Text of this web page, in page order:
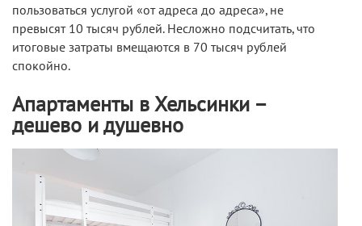
пользоваться услугой «от адреса до адреса», не
превысят 10 тысяч рублей. Несложно подсчитать, что
итоговые затраты вмещаются в 70 тысяч рублей
спокойно.
Апартаменты в Хельсинки –
дешево и душевно